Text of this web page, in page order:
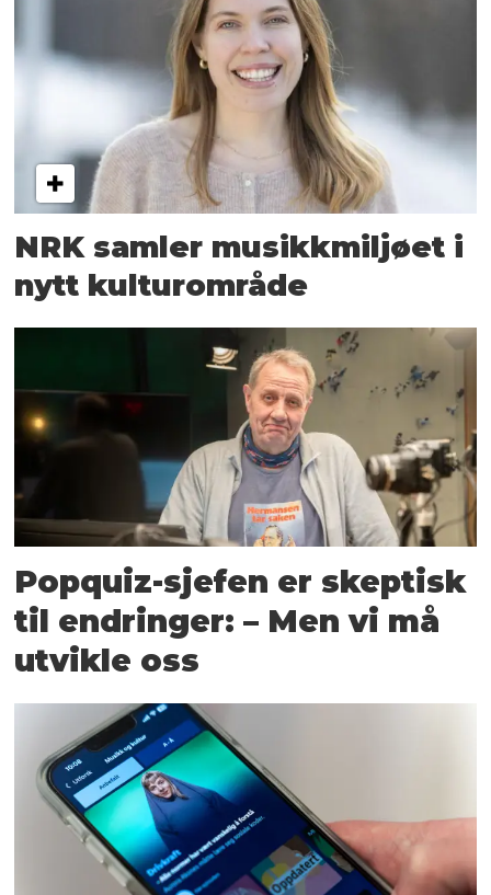
NRK samler musikkmiljøet i
nytt kulturområde
Popquiz-sjefen er skeptisk
til endringer: – Men vi må
utvikle oss